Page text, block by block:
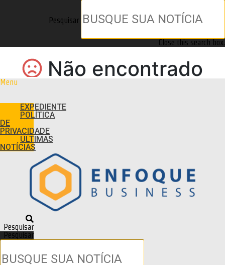
Pesquisar
Close this search box.
Menu
EXPEDIENTE
POLÍTICA
DE
PRIVACIDADE
ÚLTIMAS
NOTÍCIAS
Pesquisar
Pesquisar